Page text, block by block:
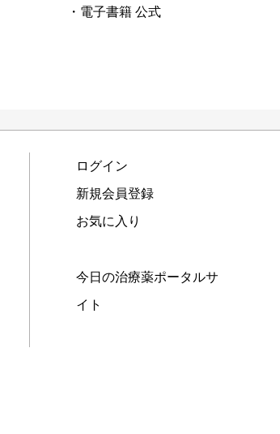
・電子書籍 公式
ログイン
新規会員登録
お気に入り
今日の治療薬ポータルサ
イト